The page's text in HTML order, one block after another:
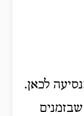
לכאן.